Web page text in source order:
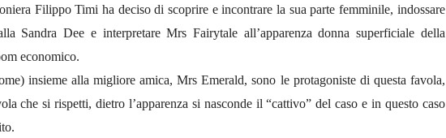
Filippo Timi ha deciso di scoprire e incontrare la sua parte femminile, indossare
Sandra Dee e interpretare Mrs Fairytale all’apparenza donna superficiale della
economico.
insieme alla migliore amica, Mrs Emerald, sono le protagoniste di questa favola,
che si rispetti, dietro l’apparenza si nasconde il “cattivo” del caso e in questo caso